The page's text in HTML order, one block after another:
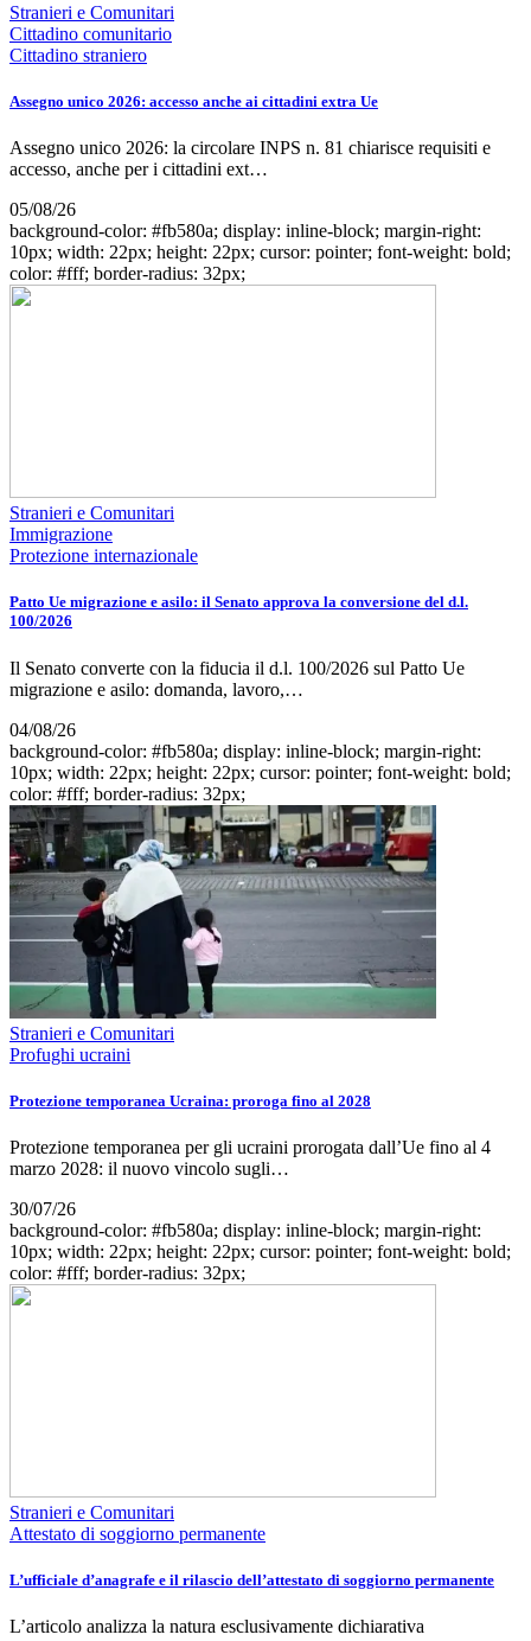
Stranieri e Comunitari
Cittadino comunitario
Cittadino straniero
Assegno unico 2026: accesso anche ai cittadini extra Ue
Assegno unico 2026: la circolare INPS n. 81 chiarisce requisiti e
accesso, anche per i cittadini ext…
05/08/26
background-color: #fb580a; display: inline-block; margin-right:
10px; width: 22px; height: 22px; cursor: pointer; font-weight: bold;
color: #fff; border-radius: 32px;
Stranieri e Comunitari
Immigrazione
Protezione internazionale
Patto Ue migrazione e asilo: il Senato approva la conversione del d.l.
100/2026
Il Senato converte con la fiducia il d.l. 100/2026 sul Patto Ue
migrazione e asilo: domanda, lavoro,…
04/08/26
background-color: #fb580a; display: inline-block; margin-right:
10px; width: 22px; height: 22px; cursor: pointer; font-weight: bold;
color: #fff; border-radius: 32px;
Stranieri e Comunitari
Profughi ucraini
Protezione temporanea Ucraina: proroga fino al 2028
Protezione temporanea per gli ucraini prorogata dall’Ue fino al 4
marzo 2028: il nuovo vincolo sugli…
30/07/26
background-color: #fb580a; display: inline-block; margin-right:
10px; width: 22px; height: 22px; cursor: pointer; font-weight: bold;
color: #fff; border-radius: 32px;
Stranieri e Comunitari
Attestato di soggiorno permanente
L’ufficiale d’anagrafe e il rilascio dell’attestato di soggiorno permanente
L’articolo analizza la natura esclusivamente dichiarativa